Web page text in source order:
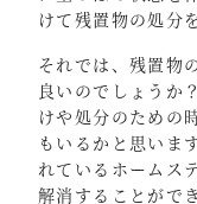
けて残置物の処分
それでは、残置物
良いのでしょうか
けや処分のための
もいるかと思いま
れているホームス
解消することがで